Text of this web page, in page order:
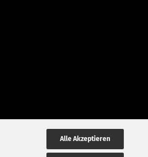
Alle Akzeptieren